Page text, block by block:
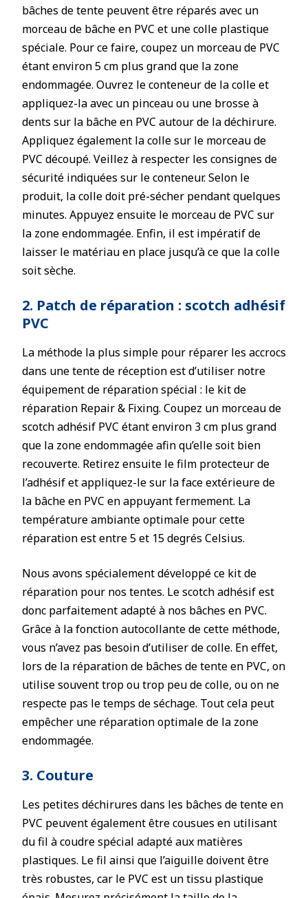
bâches de tente peuvent être réparés avec un
morceau de bâche en PVC et une colle plastique
spéciale. Pour ce faire, coupez un morceau de PVC
étant environ 5 cm plus grand que la zone
endommagée. Ouvrez le conteneur de la colle et
appliquez-la avec un pinceau ou une brosse à
dents sur la bâche en PVC autour de la déchirure.
Appliquez également la colle sur le morceau de
PVC découpé. Veillez à respecter les consignes de
sécurité indiquées sur le conteneur. Selon le
produit, la colle doit pré-sécher pendant quelques
minutes. Appuyez ensuite le morceau de PVC sur
la zone endommagée. Enfin, il est impératif de
laisser le matériau en place jusqu’à ce que la colle
soit sèche.
2. Patch de réparation : scotch adhésif
PVC
La méthode la plus simple pour réparer les accrocs
dans une tente de réception est d’utiliser notre
équipement de réparation spécial : le kit de
réparation Repair & Fixing. Coupez un morceau de
scotch adhésif PVC étant environ 3 cm plus grand
que la zone endommagée afin qu’elle soit bien
recouverte. Retirez ensuite le film protecteur de
l’adhésif et appliquez-le sur la face extérieure de
la bâche en PVC en appuyant fermement. La
température ambiante optimale pour cette
réparation est entre 5 et 15 degrés Celsius.
Nous avons spécialement développé ce kit de
réparation pour nos tentes. Le scotch adhésif est
donc parfaitement adapté à nos bâches en PVC.
Grâce à la fonction autocollante de cette méthode,
vous n’avez pas besoin d’utiliser de colle. En effet,
lors de la réparation de bâches de tente en PVC, on
utilise souvent trop ou trop peu de colle, ou on ne
respecte pas le temps de séchage. Tout cela peut
empêcher une réparation optimale de la zone
endommagée.
3. Couture
Les petites déchirures dans les bâches de tente en
PVC peuvent également être cousues en utilisant
du fil à coudre spécial adapté aux matières
plastiques. Le fil ainsi que l’aiguille doivent être
très robustes, car le PVC est un tissu plastique